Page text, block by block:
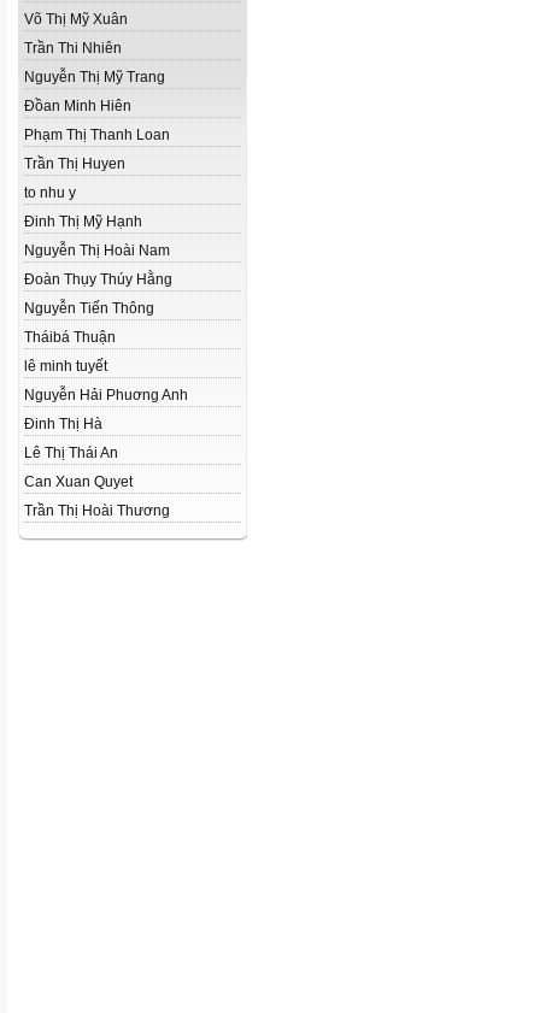
Võ Thị Mỹ Xuân
Trần Thi Nhiên
Nguyễn Thị Mỹ Trang
Đồan Minh Hiên
Phạm Thị Thanh Loan
Trần Thị Huyen
to nhu y
Đinh Thị Mỹ Hạnh
Nguyễn Thị Hoài Nam
Đoàn Thụy Thúy Hằng
Nguyễn Tiến Thông
Tháibá Thuận
lê minh tuyết
Nguyễn Hải Phuơng Anh
Đinh Thị Hà
Lê Thị Thái An
Can Xuan Quyet
Trần Thị Hoài Thương